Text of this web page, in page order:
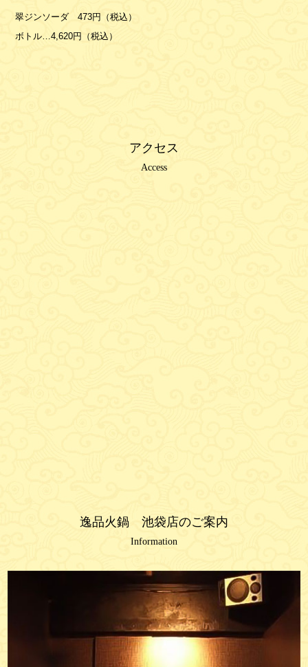
翠ジンソーダ 473円（税込）
ボトル…4,620円（税込）
アクセス
Access
逸品火鍋 池袋店のご案内
Information